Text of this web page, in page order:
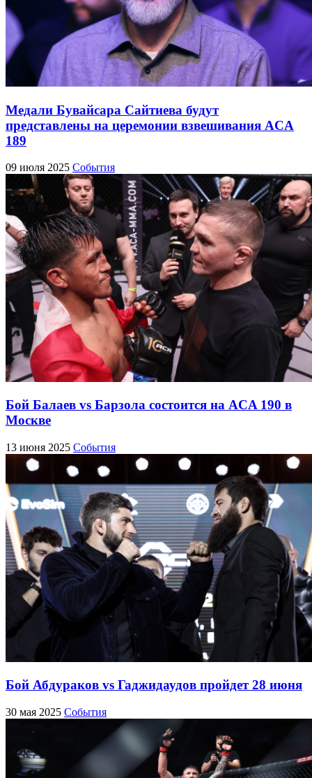
Медали Бувайсара Сайтиева будут
представлены на церемонии взвешивания ACA
189
09 июля 2025 События
Бой Балаев vs Барзола состоится на ACA 190 в
Москве
13 июня 2025 События
Бой Абдураков vs Гаджидаудов пройдет 28 июня
30 мая 2025 События